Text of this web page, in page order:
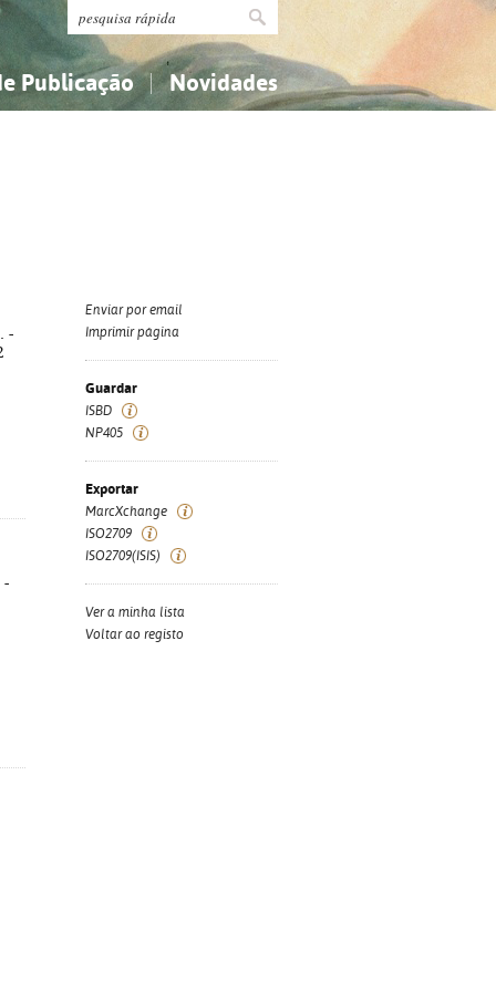
Publicação Novidades
-
-
Enviar por email
Imprimir página
Guardar
ISBD
NP405
Exportar
MarcXchange
ISO2709
ISO2709(ISIS)
Ver a minha lista
Voltar ao registo